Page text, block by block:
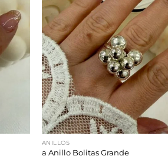
ANILLOS
a Anillo Bolitas Grande